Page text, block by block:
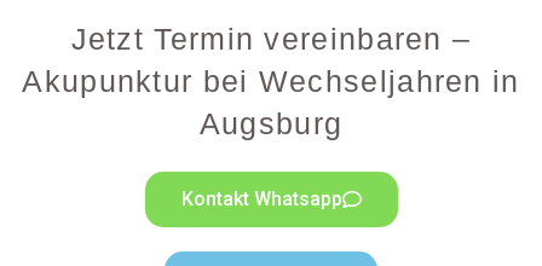
Jetzt Termin vereinbaren –
Akupunktur bei Wechseljahren in
Augsburg
Kontakt Whatsapp